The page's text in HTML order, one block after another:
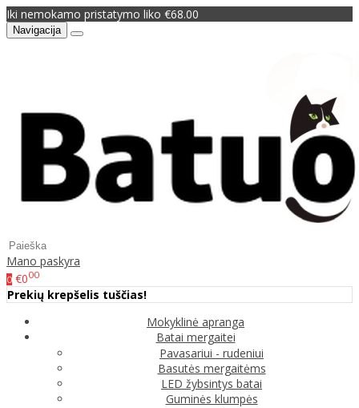
Iki nemokamo pristatymo liko €68.00
Navigacija
Mano paskyra
0 €000
Prekių krepšelis tuščias!
Mokyklinė apranga
Batai mergaitei
Pavasariui - rudeniui
Basutės mergaitėms
LED žybsintys batai
Guminės klumpės